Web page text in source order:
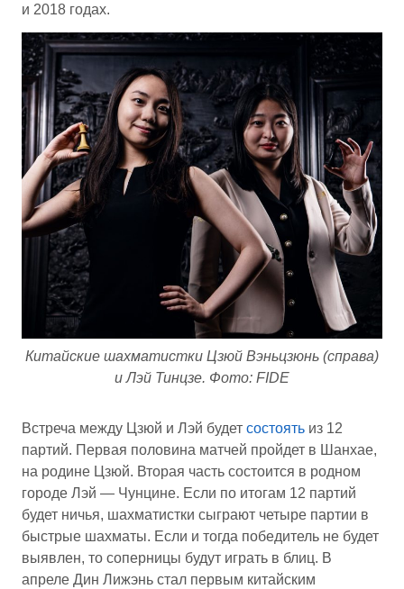
и 2018 годах.
Китайские шахматистки Цзюй Вэньцзюнь (справа)
и Лэй Тинцзе. Фото: FIDE
Встреча между Цзюй и Лэй будет состоять из 12
партий. Первая половина матчей пройдет в Шанхае,
на родине Цзюй. Вторая часть состоится в родном
городе Лэй — Чунцине. Если по итогам 12 партий
будет ничья, шахматистки сыграют четыре партии в
быстрые шахматы. Если и тогда победитель не будет
выявлен, то соперницы будут играть в блиц. В
апреле Дин Лижэнь стал первым китайским